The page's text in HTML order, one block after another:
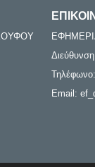
Email: